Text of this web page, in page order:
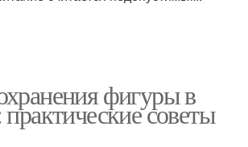
фигуры в
советы